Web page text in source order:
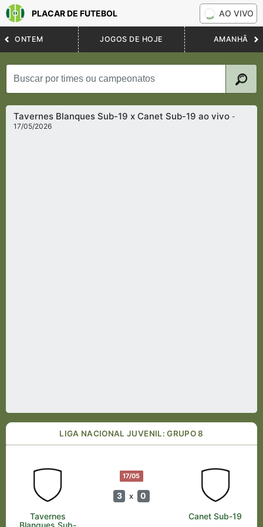
PLACAR DE FUTEBOL AO VIVO
ONTEM JOGOS DE HOJE AMANHÃ
Tavernes Blanques Sub-19 x Canet Sub-19 ao vivo-
17/05/2026
LIGA NACIONAL JUVENIL: GRUPO 8
17/05
3 x 0
Tavernes
Blanques Sub-
Canet Sub-19